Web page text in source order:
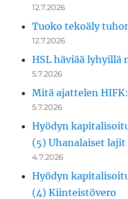
12.7.2026
Tuoko tekoäly
12.7.2026
HSL häviää lyhyillä
5.7.2026
Mitä ajattelen
5.7.2026
Hyödyn
(5) Uhanalaiset lajit
4.7.2026
Hyödyn
(4) Kiinteistövero